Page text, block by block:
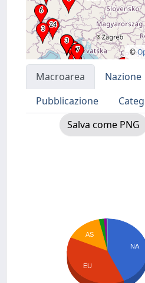
©
Macroarea Nazione
Pubblicazione
Salva come PNG
NA
AS
EU